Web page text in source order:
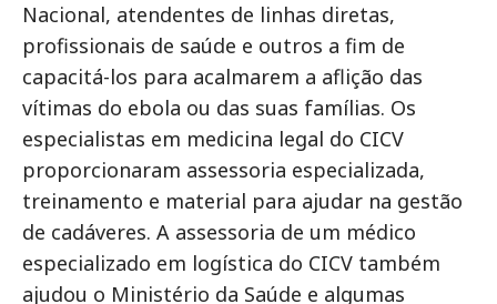
Nacional, atendentes de linhas diretas,
profissionais de saúde e outros a fim de
capacitá-los para acalmarem a aflição das
vítimas do ebola ou das suas famílias. Os
especialistas em medicina legal do CICV
proporcionaram assessoria especializada,
treinamento e material para ajudar na gestão
de cadáveres. A assessoria de um médico
especializado em logística do CICV também
ajudou o Ministério da Saúde e algumas